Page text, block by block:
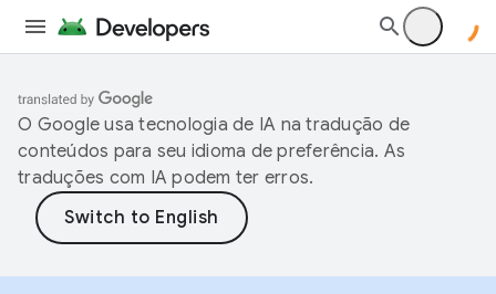
O Google usa tecnologia de IA na tradução de
conteúdos para seu idioma de preferência. As
traduções com IA podem ter erros.